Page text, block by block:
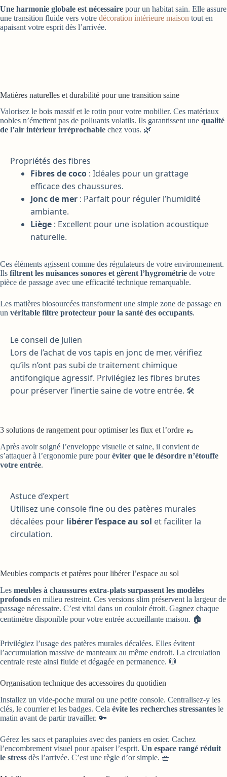
Une harmonie globale est nécessaire pour un habitat sain. Elle assure
une transition fluide vers votre décoration intérieure maison tout en
apaisant votre esprit dès l’arrivée.
Matières naturelles et durabilité pour une transition saine
Valorisez le bois massif et le rotin pour votre mobilier. Ces matériaux
nobles n’émettent pas de polluants volatils. Ils garantissent une qualité
de l’air intérieur irréprochable chez vous. 🌿
Propriétés des fibres
Fibres de coco : Idéales pour un grattage
efficace des chaussures.
Jonc de mer : Parfait pour réguler l’humidité
ambiante.
Liège : Excellent pour une isolation acoustique
naturelle.
Ces éléments agissent comme des régulateurs de votre environnement.
Ils filtrent les nuisances sonores et gèrent l’hygrométrie de votre
pièce de passage avec une efficacité technique remarquable.
Les matières biosourcées transforment une simple zone de passage en
un véritable filtre protecteur pour la santé des occupants.
Le conseil de Julien
Lors de l’achat de vos tapis en jonc de mer, vérifiez
qu’ils n’ont pas subi de traitement chimique
antifongique agressif. Privilégiez les fibres brutes
pour préserver l’inertie saine de votre entrée. 🛠️
3 solutions de rangement pour optimiser les flux et l’ordre 👞
Après avoir soigné l’enveloppe visuelle et saine, il convient de
s’attaquer à l’ergonomie pure pouréviter que le désordre n’étouffe
votre entrée.
Astuce d’expert
Utilisez une console fine ou des patères murales
décalées pour libérer l’espace au sol et faciliter la
circulation.
Meubles compacts et patères pour libérer l’espace au sol
Les meubles à chaussures extra-plats surpassent les modèles
profonds en milieu restreint. Ces versions slim préservent la largeur de
passage nécessaire. C’est vital dans un couloir étroit. Gagnez chaque
centimètre disponible pour votre entrée accueillante maison. 🏠
Privilégiez l’usage des patères murales décalées. Elles évitent
l’accumulation massive de manteaux au même endroit. La circulation
centrale reste ainsi fluide et dégagée en permanence. 🧥
Organisation technique des accessoires du quotidien
Installez un vide-poche mural ou une petite console. Centralisez-y les
clés, le courrier et les badges. Cela évite les recherches stressantes le
matin avant de partir travailler. 🔑
Gérez les sacs et parapluies avec des paniers en osier. Cachez
l’encombrement visuel pour apaiser l’esprit. Un espace rangé réduit
le stress dès l’arrivée. C’est une règle d’or simple. 🧺